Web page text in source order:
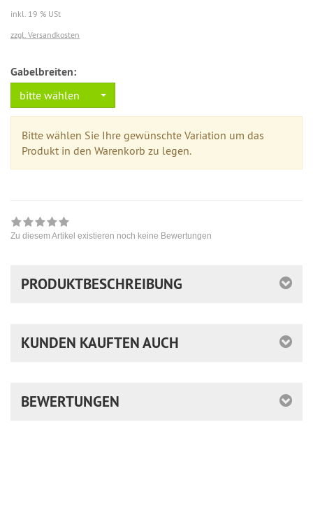
inkl. 19 % USt
zzgl. Versandkosten
Gabelbreiten:
bitte wählen
Bitte wählen Sie Ihre gewünschte Variation um das
Produkt in den Warenkorb zu legen.
Zu diesem Artikel existieren noch keine Bewertungen
PRODUKTBESCHREIBUNG
KUNDEN KAUFTEN AUCH
BEWERTUNGEN